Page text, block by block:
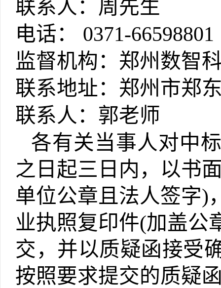
联系人：周先生
电话：
0371-66598801
监督机构：郑州数智
联系地址：郑州市郑
联系人：郭老师
各有关当事人对中
之日起三日内，以书
单位公章且法人签字)
业执照复印件(加盖公
交，并以质疑函接受
按照要求提交的质疑